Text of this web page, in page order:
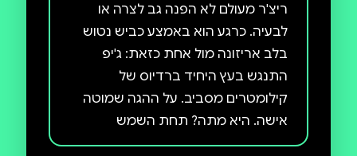
ריצ'ר מעולם לא הפנה גב לצרה או
לבעיה. כרגע הוא באמצע כביש נטוש
בלב אריזונה מול אחת כזאת: ג'יפ
התנגש בעץ היחיד ברדיוס של
קילומטרים מסביב. על ההגה שמוטה
אישה. היא מתה? תחת השמש
המדברית חסרת הרחמים, דבר אינו